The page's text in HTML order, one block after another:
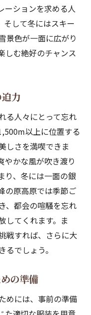
う
の魅力
の秘訣
過ごし方
理
ェ巡り
域の味を堪能
る方法
料理
食事プラン
平で
ィビティ
な時間
ークショップ
ートツアー
ーションを求める人
そして冬にはスキー
景色が一面に広がり
しむ絶好のチャンス
力
る人々にとって忘れ
以上に位置する
しさを満喫できま
やかな風が吹き渡り
り、冬には一面の銀
の原高原では季節ご
、都会の喧騒を忘れ
してくれます。ま
戦すれば、さらに大
でしょう。
の準備
めには、事前の準備